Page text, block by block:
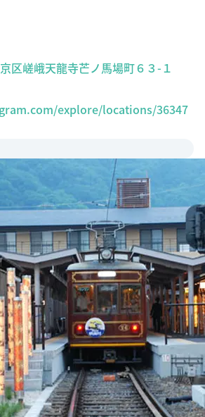
区嵯峨天龍寺芒ノ馬場町６３-１
explore/locations/36347